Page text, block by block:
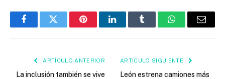
FacebookTwitter PinterestLinkedInTumblr WhatsAppEmail
ARTÍCULO ANTERIOR
La inclusión también se vive
ARTÍCULO SIGUIENTE
León estrena camiones más